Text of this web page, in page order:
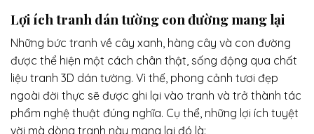
Lợi ích tranh dán tường con đường mang lại
Những bức tranh về cây xanh, hàng cây và con đường
được thể hiện một cách chân thật, sống động qua chất
liệu tranh 3D dán tường. Vì thế, phong cảnh tươi đẹp
ngoài đời thực sẽ được ghi lại vào tranh và trở thành tác
phẩm nghệ thuật đúng nghĩa. Cụ thể, những lợi ích tuyệt
vời mà dòng tranh này mang lại đó là: